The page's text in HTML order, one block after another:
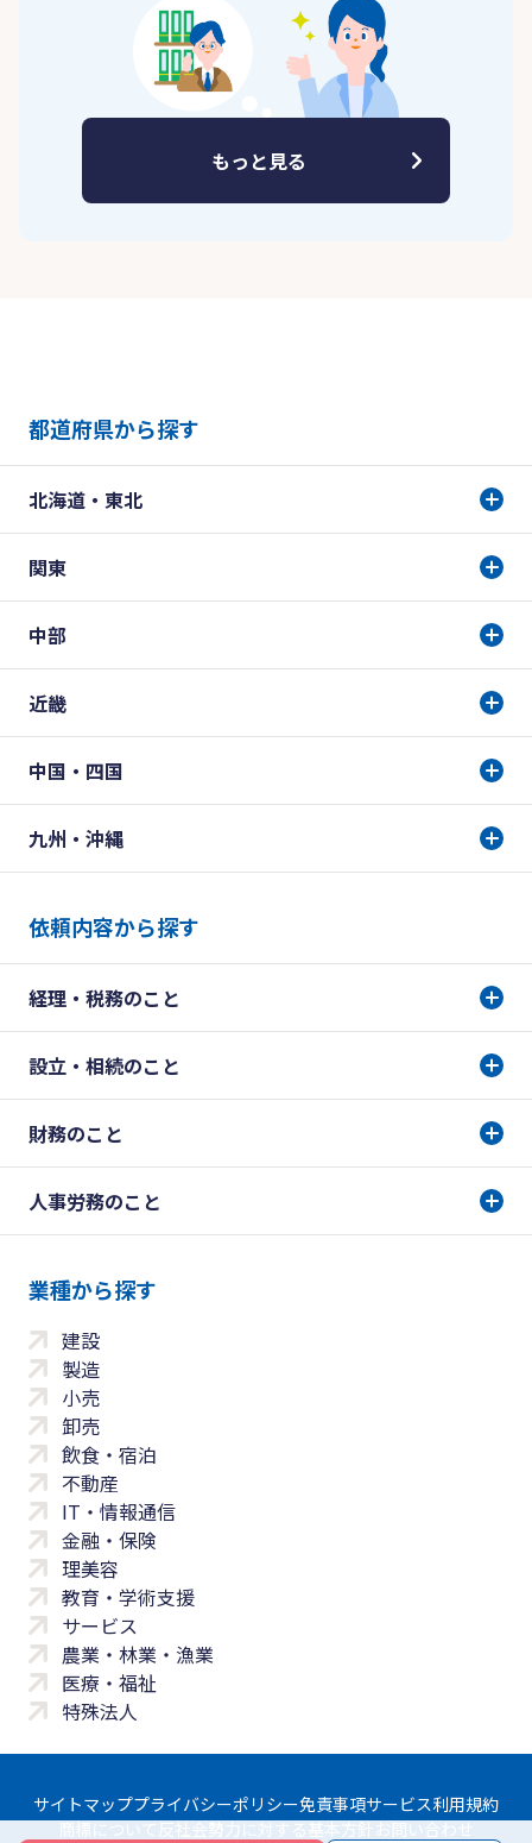
もっと見る
都道府県から探す
北海道・東北
関東
中部
近畿
中国・四国
九州・沖縄
依頼内容から探す
経理・税務のこと
設立・相続のこと
財務のこと
人事労務のこと
業種から探す
建設
製造
小売
卸売
飲食・宿泊
不動産
IT・情報通信
金融・保険
理美容
教育・学術支援
サービス
農業・林業・漁業
医療・福祉
特殊法人
サイトマッププライバシーポリシー免責事項サービス利用規約
商標について反社会勢力に対する基本方針お問い合わせ